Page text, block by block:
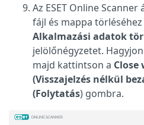
Az ESET Online
fájl és mappa
Alkalmazási adatok
jelölőnégyzetet.
majd kattintson a
(Visszajelzés nélkül
(Folytatás) gombra.